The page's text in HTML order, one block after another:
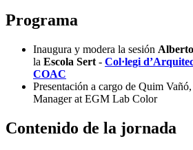
Programa
Inaugura y modera la sesión
la Escola Sert - Col·legi
COAC
Presentación a cargo de Quim
Manager at EGM Lab Color
Contenido de la jornada